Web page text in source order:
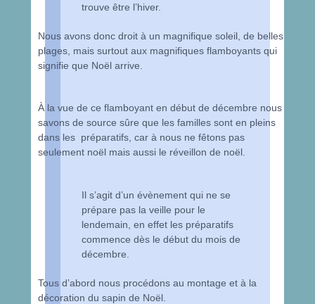
trouve être l’hiver.
Nous avons donc droit à un magnifique soleil, de belles
plages, mais surtout aux magnifiques flamboyants qui
signifie que Noël arrive.
À la vue de ce flamboyant en début de décembre nous
savons de source sûre que les familles sont en pleins
dans les préparatifs, car à nous ne fêtons pas
seulement noël mais aussi le réveillon de noël.
Il s’agit d’un évènement qui ne se
prépare pas la veille pour le
lendemain, en effet les préparatifs
commence dès le début du mois de
décembre.
Tous d’abord nous procédons au montage et à la
décoration du sapin de Noël.